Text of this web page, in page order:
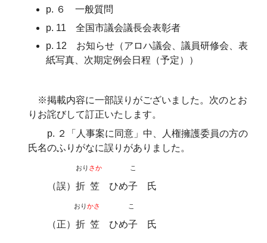
p. ６ 一般質問
p. 11 全国市議会議長会表彰者
p. 12 お知らせ（アロハ議会、議員研修会、表
紙写真、次期定例会日程（予定））
※掲載内容に一部誤りがございました。次のとお
りお詫びして訂正いたします。
p. ２「人事案に同意」中、人権擁護委員の方の
氏名のふりがなに誤りがありました。
おり さか こ
（誤）折 笠 ひめ子 氏
おりかさ こ
（正）折 笠 ひめ子 氏